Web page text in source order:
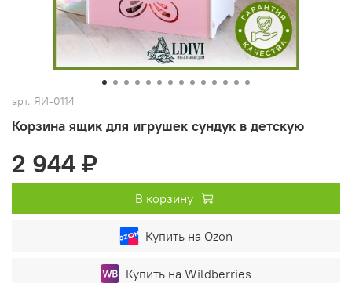
арт. ЯИ-0114
Корзина ящик для игрушек сундук в детскую
2 944 ₽
В корзину
Купить на Ozon
Купить на Wildberries